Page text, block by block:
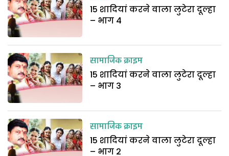
15 शादियां करने वाला लुटेरा दूल्हा
– भाग 4
सामाजिक क्राइम
15 शादियां करने वाला लुटेरा दूल्हा
– भाग 3
सामाजिक क्राइम
15 शादियां करने वाला लुटेरा दूल्हा
– भाग 2